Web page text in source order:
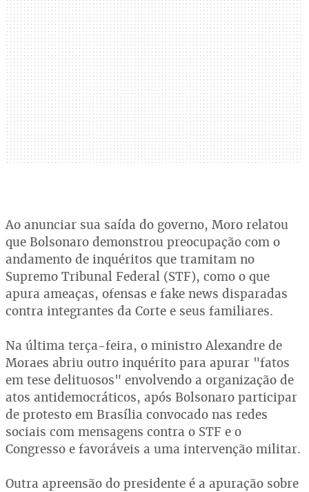
Ao anunciar sua saída do governo, Moro relatou
que Bolsonaro demonstrou preocupação com o
andamento de inquéritos que tramitam no
Supremo Tribunal Federal (STF), como o que
apura ameaças, ofensas e fake news disparadas
contra integrantes da Corte e seus familiares.
Na última terça-feira, o ministro Alexandre de
Moraes abriu outro inquérito para apurar "fatos
em tese delituosos" envolvendo a organização de
atos antidemocráticos, após Bolsonaro participar
de protesto em Brasília convocado nas redes
sociais com mensagens contra o STF e o
Congresso e favoráveis a uma intervenção militar.
Outra apreensão do presidente é a apuração sobre